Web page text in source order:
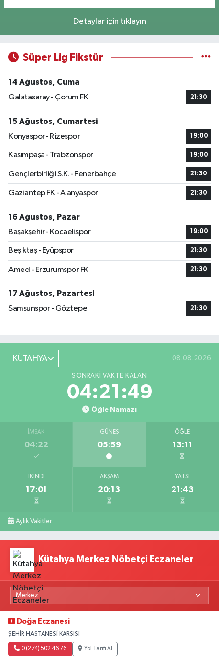
Detaylar için tıklayın
Süper Lig Fikstür
14 Ağustos, Cuma
Galatasaray - Çorum FK
21:30
15 Ağustos, Cumartesi
Konyaspor - Rizespor
19:00
Kasımpaşa - Trabzonspor 19:00
Gençlerbirliği S.K. - Fenerbahçe 21:30
Gaziantep FK - Alanyaspor 21:30
16 Ağustos, Pazar
Başakşehir - Kocaelispor
19:00
Beşiktaş - Eyüpspor 21:30
Amed - Erzurumspor FK 21:30
17 Ağustos, Pazartesi
Samsunspor - Göztepe
21:30
KÜTAHYA 08.08.2026
SONRAKI VAKTE KALAN
04:21:47
Öğle Namazı
İMSAK
04:22
GÜNEŞ
05:59
ÖĞLE
13:11
İKINDI
17:01
AKŞAM
20:13
YATSI
21:43
Aylık Vakitler
Kütahya Merkez Nöbetçi Eczaneler
Doğa Eczanesi
ŞEHİR HASTANESİ KARŞISI
0 (274) 502 46 76 Yol Tarifi Al